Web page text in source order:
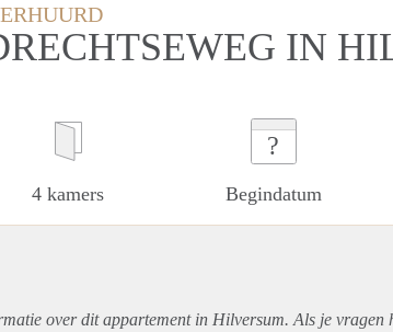
IN
4 kamers
?
Begindatum
over ditappartementin Hilversum. Als je vragen